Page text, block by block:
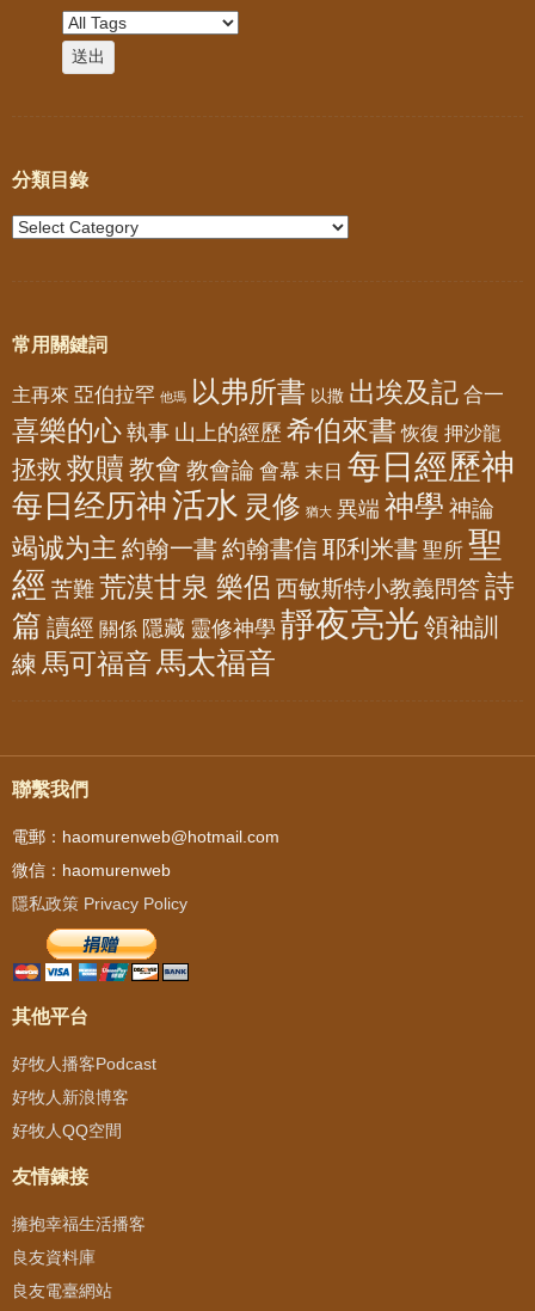
分類目錄
常用關鍵詞
主再來 亞伯拉罕 他瑪 以弗所書 以撒 出埃及記 合一
喜樂的心 執事 山上的經歷 希伯來書 恢復 押沙龍
拯救 救贖 教會 教會論 會幕 末日 每日經歷神
每日经历神活水 灵修 猶大 異端 神學 神論
竭诚为主 約翰一書 約翰書信耶利米書 聖所 聖
經 苦難 荒漠甘泉 樂侶 西敏斯特小教義問答詩
篇 讀經 關係 隱藏 靈修神學 靜夜亮光 領袖訓
練 馬可福音 馬太福音
聯繫我們
電郵：haomurenweb@hotmail.com
微信：haomurenweb
隱私政策 Privacy Policy
其他平台
好牧人播客Podcast
好牧人新浪博客
好牧人QQ空間
友情鍊接
擁抱幸福生活播客
良友資料庫
良友電臺網站